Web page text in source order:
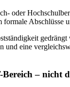
oder
Abschlüsse
eine
– nicht